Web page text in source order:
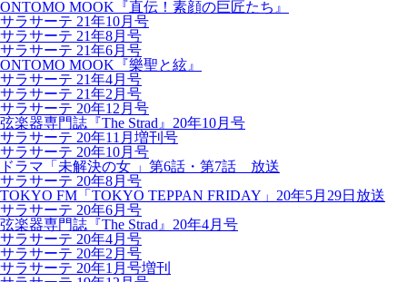
ONTOMO MOOK『直伝！素顔の巨匠たち』
サラサーテ 21年10月号
サラサーテ 21年8月号
サラサーテ 21年6月号
ONTOMO MOOK『樂聖と絃』
サラサーテ 21年4月号
サラサーテ 21年2月号
サラサーテ 20年12月号
弦楽器専門誌『The Strad』20年10月号
サラサーテ 20年11月増刊号
サラサーテ 20年10月号
ドラマ「未解決の女 」第6話・第7話 放送
サラサーテ 20年8月号
TOKYO FM「TOKYO TEPPAN FRIDAY」20年5月29日放送
サラサーテ 20年6月号
弦楽器専門誌『The Strad』20年4月号
サラサーテ 20年4月号
サラサーテ 20年2月号
サラサーテ 20年1月号増刊